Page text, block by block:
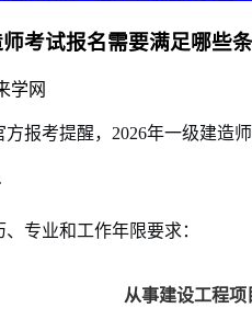
考试报名需要满足哪些条
学网
报考提醒，2026年一级建造
、专业和工作年限要求：
从事建设工程